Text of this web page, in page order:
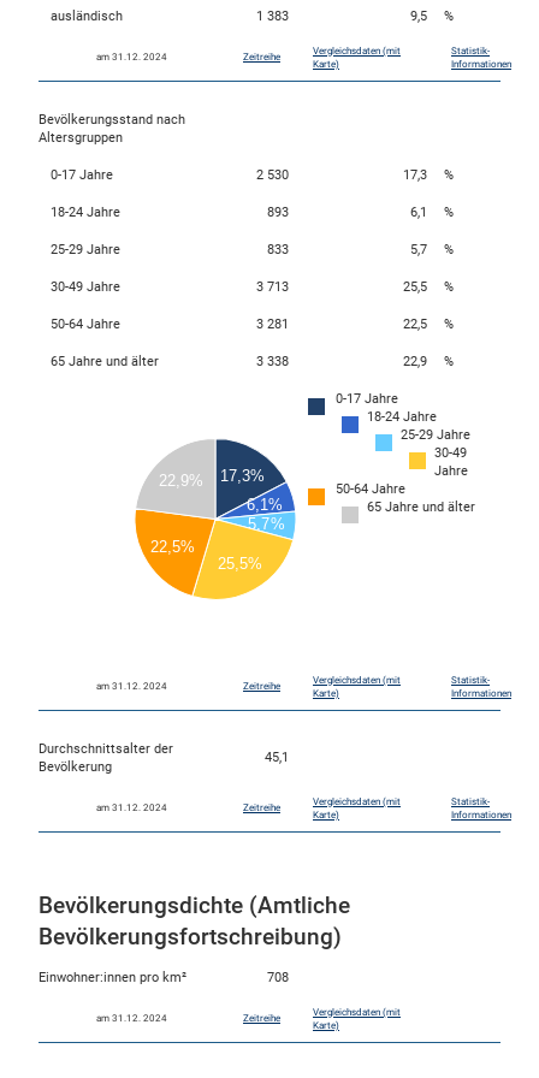
ausländisch 1 383 9,5 %
am 31.12. 2024 Zeitreihe
Vergleichsdaten (mit
Karte)
Statistik-
Informationen
Bevölkerungsstand nach
Altersgruppen
0-17 Jahre 2 530 17,3 %
18-24 Jahre 893 6,1 %
25-29 Jahre 833 5,7 %
30-49 Jahre 3 713 25,5 %
50-64 Jahre 3 281 22,5 %
65 Jahre und älter 3 338 22,9 %
0-17 Jahre
18-24 Jahre
25-29 Jahre
30-49
Jahre
50-64 Jahre
65 Jahre und älter
17,3%
6,1%
5,7%
25,5%
22,5%
22,9%
am 31.12. 2024 Zeitreihe
Vergleichsdaten (mit
Karte)
Statistik-
Informationen
Durchschnittsalter der
Bevölkerung
45,1
am 31.12. 2024 Zeitreihe
Vergleichsdaten (mit
Karte)
Statistik-
Informationen
Bevölkerungsdichte (Amtliche
Bevölkerungsfortschreibung)
Einwohner:innen pro km² 708
am 31.12. 2024 Zeitreihe
Vergleichsdaten (mit
Karte)